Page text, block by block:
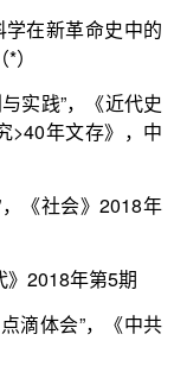
在新革命史中的
实践”，《近代史
>40年文存》，中
《社会》2018年
》2018年第5期
滴体会”，《中共